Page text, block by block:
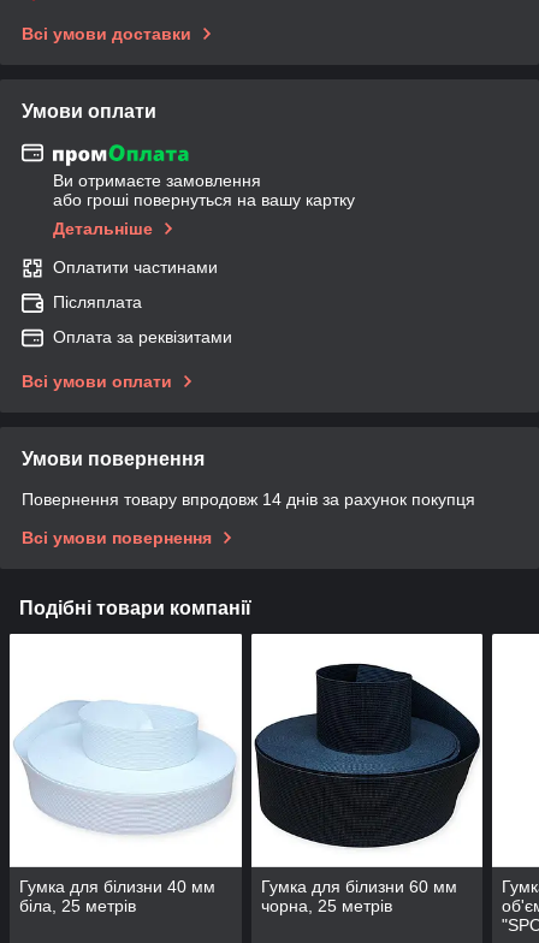
Всі умови доставки
Умови оплати
Ви отримаєте замовлення
або гроші повернуться на вашу картку
Детальніше
Оплатити частинами
Післяплата
Оплата за реквізитами
Всі умови оплати
Умови повернення
Повернення товару впродовж 14 днів за рахунок покупця
Всі умови повернення
Подібні товари компанії
Гумка для білизни 40 мм
біла, 25 метрів
Гумка для білизни 60 мм
чорна, 25 метрів